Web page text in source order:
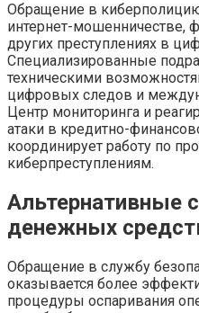
Обращение в
интернет-мошенничестве,
других преступлениях в
Специализированные
техническими
цифровых следов и
Центр мониторинга и
атаки в кредитно-
координирует работу по
киберпреступлениям.
Альтернативные
денежных
Обращение в службу
оказывается более
процедуры оспаривания